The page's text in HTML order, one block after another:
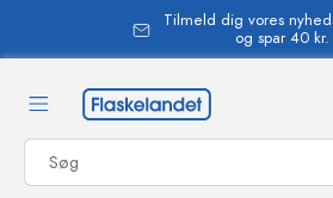
Tilmeld dig vores
og spar 40 kr.